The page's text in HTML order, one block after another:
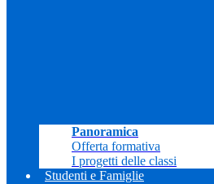
Panoramica
Offerta formativa
I progetti delle classi
Studenti e Famiglie